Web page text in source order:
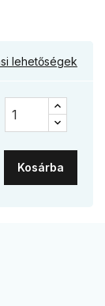
lehetőségek
Kosárba